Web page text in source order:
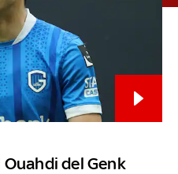
del Genk